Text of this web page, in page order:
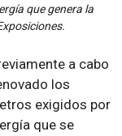
que genera la
a cabo
los
exigidos por
que se